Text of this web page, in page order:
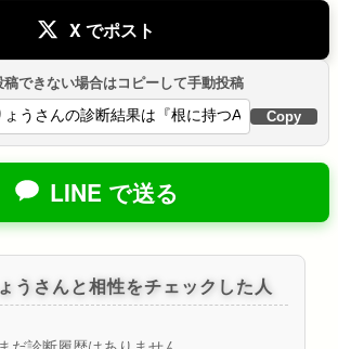
X でポスト
稿できない場合はコピーして手動投稿
Copy
LINE で送る
うさんと相性をチェックした人